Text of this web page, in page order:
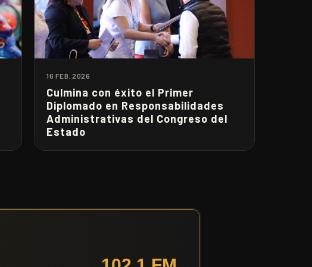
16 FEB. 2026
Culmina con éxito el Primer
Diplomado en Responsabilidades
Administrativas del Congreso del
Estado